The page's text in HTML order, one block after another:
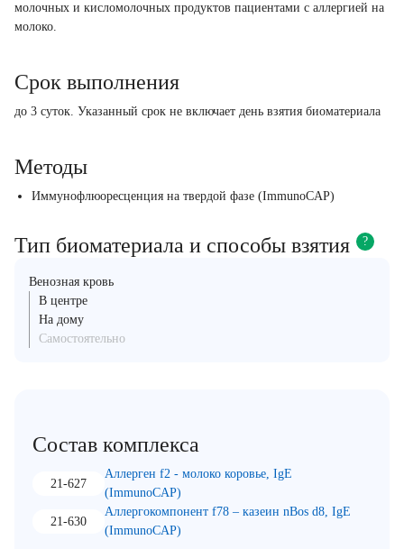
молочных и кисломолочных продуктов пациентами с аллергией на
молоко.
Срок выполнения
до 3 суток. Указанный срок не включает день взятия биоматериала
Методы
Иммунофлюоресценция на твердой фазе (ImmunoCAP)
Тип биоматериала и способы взятия ?
Венозная кровь
В центре
На дому
Самостоятельно
Состав комплекса
21-627
Аллерген f2 - молоко коровье, IgE
(ImmunoCAP)
21-630
Аллергокомпонент f78 – казеин nBos d8, IgE
(ImmunoCAP)